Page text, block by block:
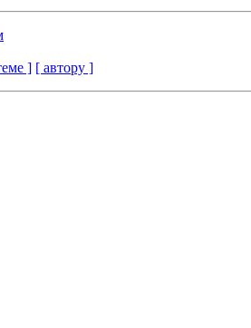
] [ автору ]